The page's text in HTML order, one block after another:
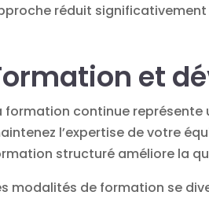
réduit significativement
et
formation continue
l’expertise de votre
structuré améliore la
modalités de formation se